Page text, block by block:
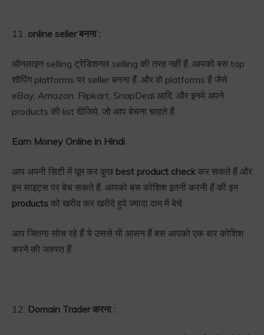
11. online seller बनना :
ऑनलाइन selling ट्रेडिशनल selling की तरह नहीं हैं. आपको बस top
शौपिंग platforms पर seller बनना हैं. और वो platforms हैं जैसे
eBay, Amazon, Flipkart, SnapDeal आदि. और इनमे अपने
products की list दीजिये. जो आप बेचना चाहते हैं.
Earn Money Online in Hindi
आप अपनी सिटी में घूम कर कुछ best product check कर सकते हैं और
इन साइट्स पर बेच सकते हैं. आपको बस कोशिश इतनी करनी हैं की इन
products को खरीद कर खरीदे हुवे ज्यादा दाम में बेचे.
आप जितना सोच रहे हैं ये उससे भी आसन हैं बस आपको एक बार कोशिश
करने की जरुरत हैं.
12. Domain Trader करना :